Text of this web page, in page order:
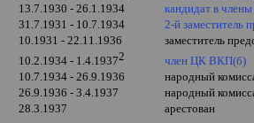
13.7.1930 - 26.1.1934
кандидат в
31.7.1931 - 10.7.1934
2-й
10.1931 - 22.11.1936
заместитель
10.2.1934 - 1.4.19372
член ЦК ВКП(б)
10.7.1934 - 26.9.1936
народный
26.9.1936 - 3.4.1937
народный
28.3.1937
арестован